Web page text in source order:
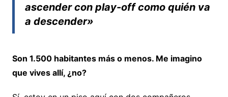
ascender con play-off como quién va
a descender»
Son 1.500 habitantes más o menos. Me imagino
que vives allí, ¿no?